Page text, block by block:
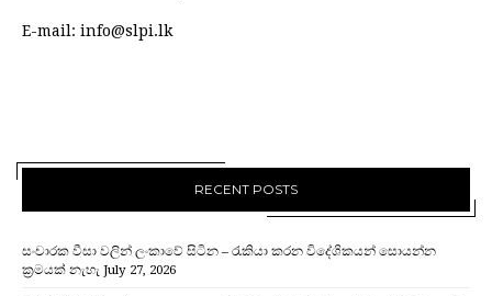
E-mail: info@slpi.lk
RECENT POSTS
සංචාරක වීසා වලින් ලංකාවේ සිටින – රැකියා කරන විදේශිකයන් සොයන්න
ක්‍රමයක් නැහැ July 27, 2026